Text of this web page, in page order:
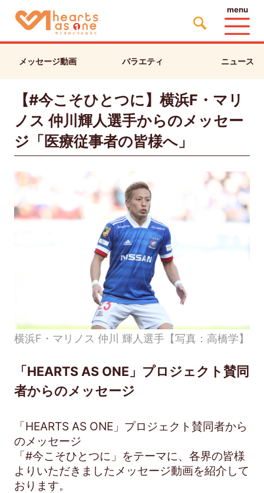
menu
メッセージ動画 バラエティ ニュース
【#今こそひとつに】横浜F・マリ
ノス 仲川輝人選手からのメッセー
ジ「医療従事者の皆様へ」
横浜F・マリノス 仲川 輝人選手【写真：高橋学】
「HEARTS AS ONE」プロジェクト賛同
者からのメッセージ
「HEARTS AS ONE」プロジェクト賛同者から
のメッセージ
「#今こそひとつに」をテーマに、各界の皆様
よりいただきましたメッセージ動画を紹介して
おります。